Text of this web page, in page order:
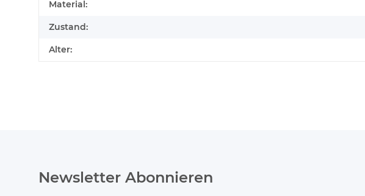
Produkteigenschaft
Wert
Material:
Zustand:
Alter:
Newsletter Abonnieren